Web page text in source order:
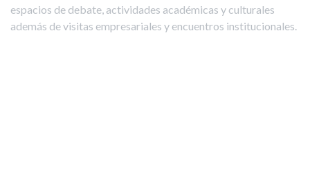
espacios de debate, actividades académicas y culturales
además de visitas empresariales y encuentros institucionales.